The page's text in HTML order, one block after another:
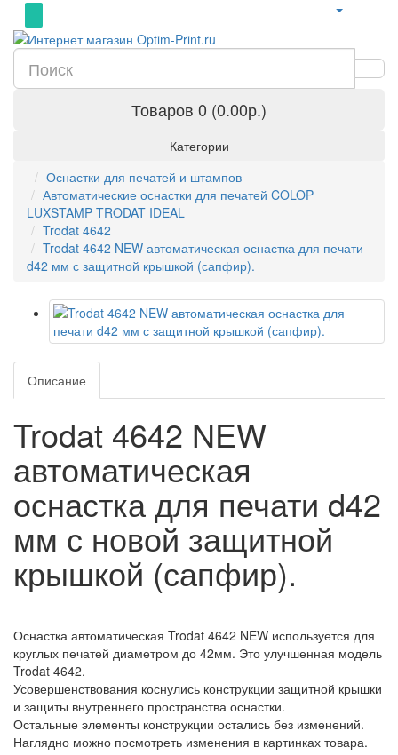
Товаров 0 (0.00р.)
Категории
Оснастки для печатей и штампов
Автоматические оснастки для печатей COLOP
LUXSTAMP TRODAT IDEAL
Trodat 4642
Trodat 4642 NEW автоматическая оснастка для печати
d42 мм с защитной крышкой (сапфир).
Описание
Trodat 4642 NEW
автоматическая
оснастка для печати d42
мм с новой защитной
крышкой (сапфир).
Оснастка автоматическая Trodat 4642 NEW используется для
круглых печатей диаметром до 42мм. Это улучшенная модель
Trodat 4642.
Усовершенствования коснулись конструкции защитной крышки
и защиты внутреннего пространства оснастки.
Остальные элементы конструкции остались без изменений.
Наглядно можно посмотреть изменения в картинках товара.